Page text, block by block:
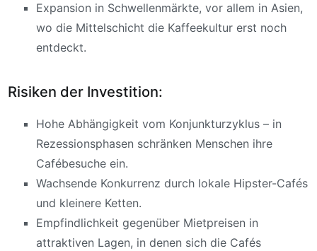
Expansion in Schwellenmärkte, vor allem in Asien,
wo die Mittelschicht die Kaffeekultur erst noch
entdeckt.
Risiken der Investition:
Hohe Abhängigkeit vom Konjunkturzyklus – in
Rezessionsphasen schränken Menschen ihre
Cafébesuche ein.
Wachsende Konkurrenz durch lokale Hipster-Cafés
und kleinere Ketten.
Empfindlichkeit gegenüber Mietpreisen in
attraktiven Lagen, in denen sich die Cafés